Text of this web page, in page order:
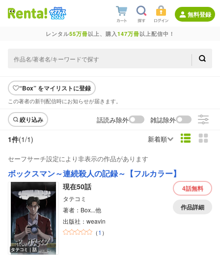
無料登録
レンタル55万冊以上、購入147万冊以上配信中！
“Box” をマイリストに登録
この著者の新刊配信時にお知らせが届きます。
絞り込み 話読み除外 雑誌除外
1件(1/1) 新着順
セーフサーチ設定により非表示の作品があります
ボックスマン～連続殺人の記録～【フルカラー】
タテコミ｜話
現在50話
タテコミ
著者：Box...他
出版社：weavin
（1 ）
4話無料
作品詳細